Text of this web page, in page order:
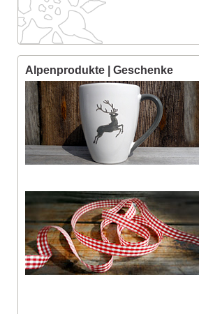
Alpenprodukte | Geschenke